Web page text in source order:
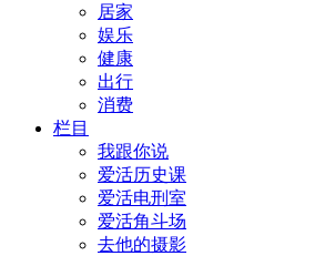
居家
娱乐
健康
出行
消费
栏目
我跟你说
爱活历史课
爱活电刑室
爱活角斗场
去他的摄影